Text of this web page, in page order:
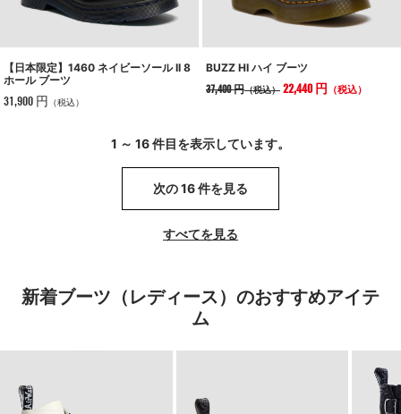
【日本限定】1460 ネイビーソール II 8
ホール ブーツ
31,900 円 （税込）
BUZZ HI ハイ ブーツ
37,400 円（税込） 22,440 円 （税込）
1 ～ 16 件目を表示しています。
次の 16 件を見る
すべてを見る
新着ブーツ（レディース）のおすすめアイテ
ム